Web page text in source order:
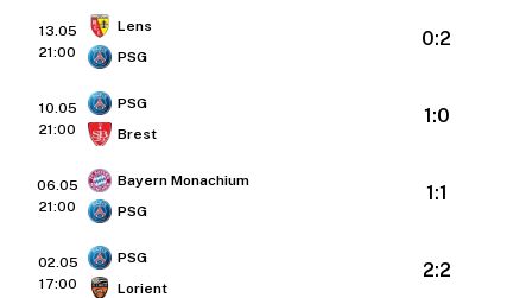
13.05
21:00
Lens
PSG
0:2
10.05
21:00
PSG
Brest
1:0
06.05
21:00
Bayern Monachium
PSG
1:1
02.05
17:00
PSG
Lorient
2:2